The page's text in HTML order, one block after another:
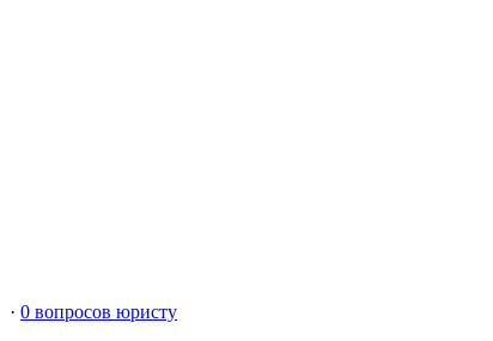
· 0 вопросов юристу